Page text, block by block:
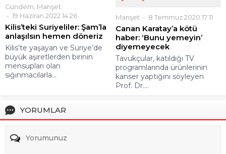
Gündem Manşet
19 Haziran 2022 14:26
Kilis’teki Suriyeliler: Şam’la
anlaşılsın hemen döneriz
Kilis’te yaşayan ve Suriye’de
büyük aşiretlerden birinin
mensupları olan
sığınmacılarla...
Manşet 8 Temmuz 2020 17:11
Canan Karatay’a kötü
haber: ‘Bunu yemeyin’
diyemeyecek
Tavukçular, katıldığı TV
programlarında ürünlerinin
kanser yaptığını söyleyen
Prof. Dr....
YORUMLAR